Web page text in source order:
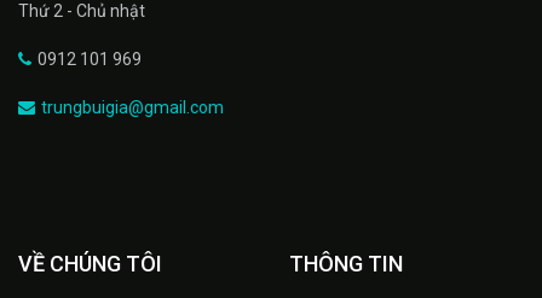
Thứ 2 - Chủ nhật
0912 101 969
trungbuigia@gmail.com
VỀ CHÚNG TÔI THÔNG TIN